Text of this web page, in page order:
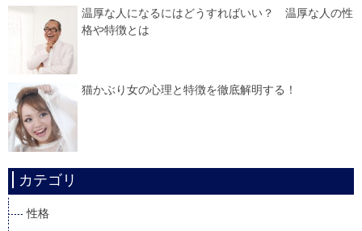
温厚な人になるにはどうすればいい？ 温厚な人の性
格や特徴とは
猫かぶり女の心理と特徴を徹底解明する！
カテゴリ
性格